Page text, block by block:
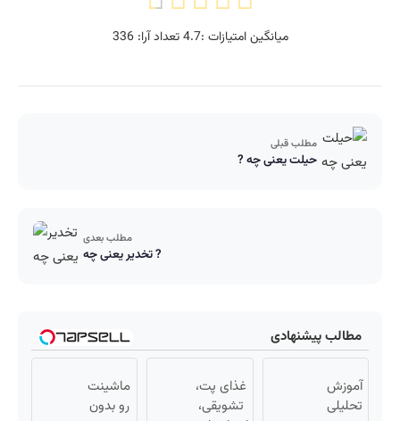
میانگین امتیازات :4.7تعداد آرا:336
مطلب قبلی
حیلت یعنی چه ?
مطلب بعدی
تخدیر یعنی چه ?
مطالب پیشنهادی
آموزش
تحلیلی
غذای پت،
تشویقی،
ماشینت
رو بدون